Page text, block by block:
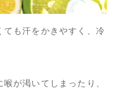
も汗をかきやすく、冷
が渇いてしまったり、